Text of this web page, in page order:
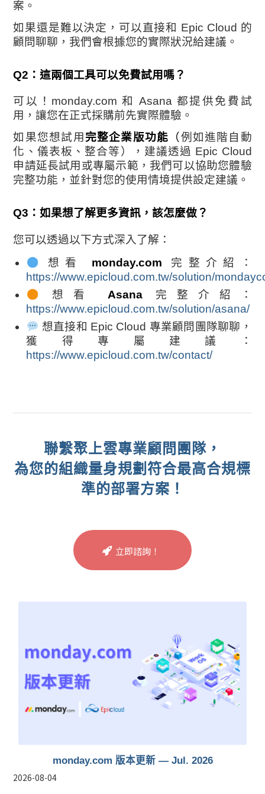
案。
如果還是難以決定，可以直接和 Epic Cloud 的
顧問聊聊，我們會根據您的實際狀況給建議。
Q2：這兩個工具可以免費試用嗎？
可以！monday.com 和 Asana 都提供免費試
用，讓您在正式採購前先實際體驗。
如果您想試用 完整企業版功能 （例如進階自動
化、儀表板、整合等），建議透過 Epic Cloud
申請延長試用或專屬示範，我們可以協助您體驗
完整功能，並針對您的使用情境提供設定建議。
Q3：如果想了解更多資訊，該怎麼做？
您可以透過以下方式深入了解：
想看 monday.com 完整介紹：
https://www.epicloud.com.tw/solution/
想看 Asana完整介紹：
https://www.epicloud.com.tw/solution/asana/
想直接和 Epic Cloud 專業顧問團隊聊聊，
獲得專屬建議：
https://www.epicloud.com.tw/contact/
聯繫聚上雲專業顧問團隊，
為您的組織量身規劃符合最高合規標
準的部署方案！
立即諮詢！
monday.com 版本更新 — Jul. 2026
2026-08-04